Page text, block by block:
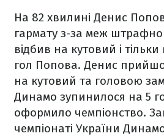
На 82 хвилині Денис
гармату з-за меж
відбив на кутовий і тільки
гол Попова. Денис
на кутовий та головою
Динамо зупинилося на 5
оформило чемпіонство.
чемпіонаті України